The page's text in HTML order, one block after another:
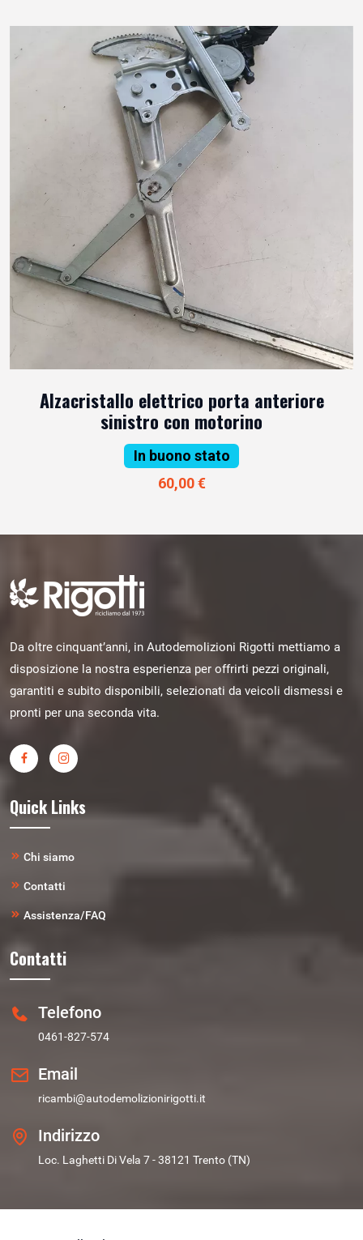
Alzacristallo elettrico porta anteriore
sinistro con motorino
In buono stato
60,00 €
Da oltre cinquant’anni, in Autodemolizioni Rigotti mettiamo a
disposizione la nostra esperienza per offrirti pezzi originali,
garantiti e subito disponibili, selezionati da veicoli dismessi e
pronti per una seconda vita.
Quick Links
Chi siamo
Contatti
Assistenza/FAQ
Contatti
Telefono
0461-827-574
Email
ricambi@autodemolizionirigotti.it
Indirizzo
Loc. Laghetti Di Vela 7 - 38121 Trento (TN)